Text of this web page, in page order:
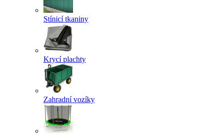
Stínicí tkaniny
Krycí plachty
Zahradní vozíky